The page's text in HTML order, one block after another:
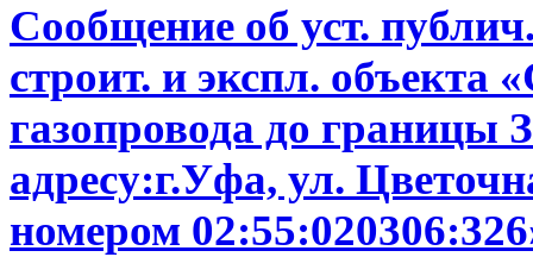
Сообщение об уст.
строит. и экспл. объекта
газопровода до границы
адресу:г.Уфа, ул.
номером